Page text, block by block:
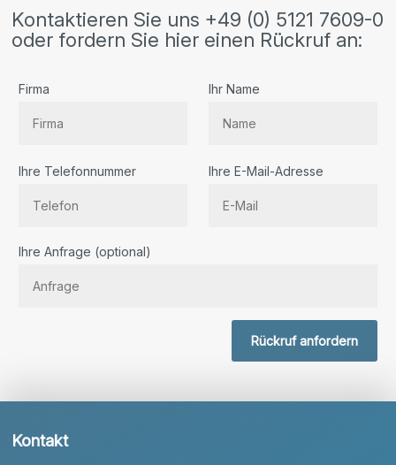
Kontaktieren Sie uns +49 (0) 5121 7609-0
oder fordern Sie hier einen Rückruf an:
Firma Ihr Name
Ihre Telefonnummer Ihre E-Mail-Adresse
Ihre Anfrage (optional)
Rückruf anfordern
Kontakt